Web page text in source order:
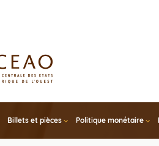
Billets et pièces Politique monétaire